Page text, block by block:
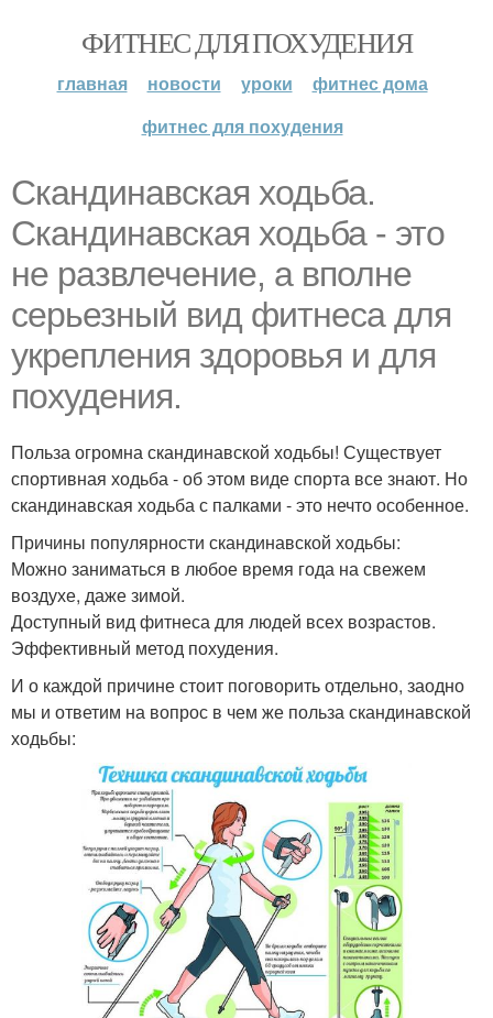
ФИТНЕС ДЛЯ ПОХУДЕНИЯ
главная новости уроки
фитнес дома
фитнес для похудения
Скандинавская ходьба.
Скандинавская ходьба - это
не развлечение, а вполне
серьезный вид фитнеса для
укрепления здоровья и для
похудения.
Польза огромна скандинавской ходьбы! Существует
спортивная ходьба - об этом виде спорта все знают. Но
скандинавская ходьба с палками - это нечто особенное.
Причины популярности скандинавской ходьбы:
Можно заниматься в любое время года на свежем
воздухе, даже зимой.
Доступный вид фитнеса для людей всех возрастов.
Эффективный метод похудения.
И о каждой причине стоит поговорить отдельно, заодно
мы и ответим на вопрос в чем же польза скандинавской
ходьбы: